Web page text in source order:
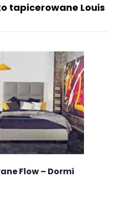
tapicerowane Louis
Flow – Dormi